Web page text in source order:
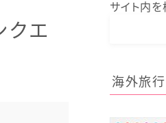
クエ
サイト内を
海外旅